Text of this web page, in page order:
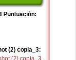
Puntuación:
(2) copia_3: